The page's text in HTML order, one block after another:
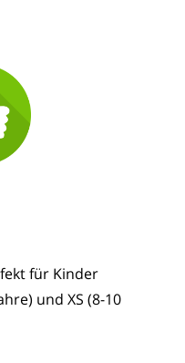
für Kinder
und XS (8-10